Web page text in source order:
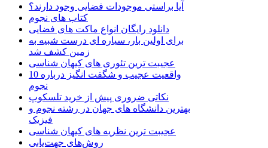
آیا براستی موجودات فضایی وجود دارند؟
کتاب های نجوم
دانلود رایگان انواع ماکت های فضایی
برای اولین بار، سیاره ای درست شبیه به
زمین کشف شد
عجیبت ترین تئوری های کیهان شناسی
10 واقعیت عجیب و شگفت انگیز درباره
نجوم
نکاتی ضروری پیش از خرید تلسکوپ
بهترین دانشگاه های جهان در رشته نجوم و
فیزیک
عجیبت ترین نظریه های کیهان شناسی
روش‌های جهت‌یابی